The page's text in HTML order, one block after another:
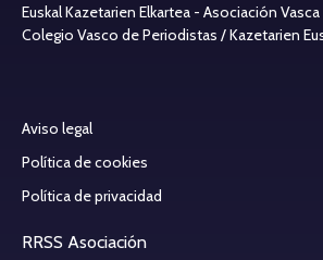
Euskal Kazetarien Elkartea - Asociación
Colegio Vasco de Periodistas / Kazetarien
Aviso legal
Política de cookies
Política de privacidad
RRSS Asociación